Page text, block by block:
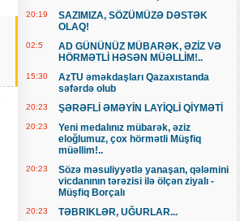
20:19
SAZIMIZA, SÖZÜMÜZƏ DƏSTƏK
OLAQ!
02:5
AD GÜNÜNÜZ MÜBARƏK, ƏZİZ VƏ
HÖRMƏTLİ HƏSƏN MÜƏLLİM!..
15:30
AzTU əməkdaşları Qazaxıstanda
səfərdə olub
20:23 ŞƏRƏFLİ ƏMƏYİN LAYİQLİ QİYMƏTİ
20:23
Yeni medalınız mübarək, əziz
eloğlumuz, çox hörmətli Müşfiq
müəllim!..
20:23
Sözə məsuliyyətlə yanaşan, qələmini
vicdanının tərəzisi ilə ölçən ziyalı -
Müşfiq Borçalı
20:23 TƏBRIKLƏR, UĞURLAR...